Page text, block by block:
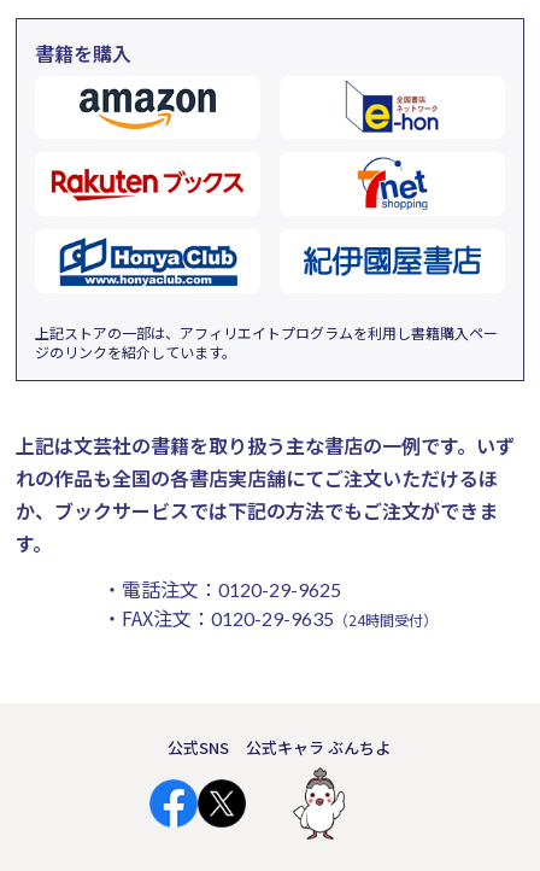
書籍を購入
上記ストアの一部は、アフィリエイトプログラムを利用し書籍購入ペー
ジのリンクを紹介しています。
上記は文芸社の書籍を取り扱う主な書店の一例です。 いず
れの作品も全国の各書店実店舗にてご注文いただけるほ
か、ブックサービスでは下記の方法でもご注文ができま
す。
・電話注文： 0120-29-9625
・FAX注文： 0120-29-9635 （24時間受付）
公式SNS 公式キャラ ぶんちよ